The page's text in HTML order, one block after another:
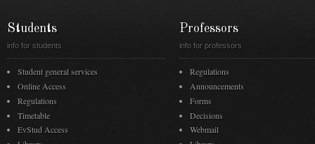
Students
info for students
Student general services
Online Access
Regulations
Timetable
EvStud Access
Professors
info for professors
Regulations
Announcements
Forms
Decisions
Webmail